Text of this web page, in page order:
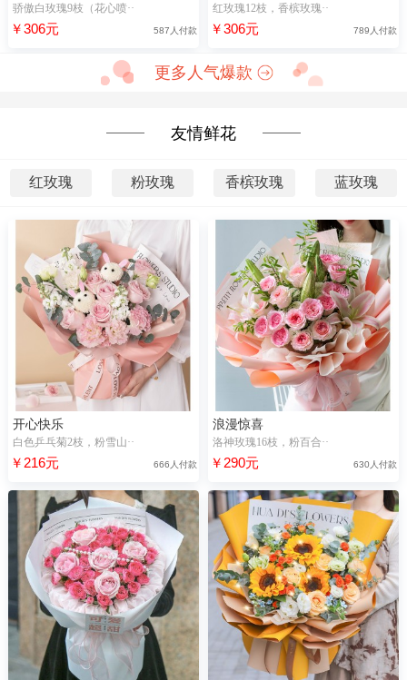
骄傲白玫瑰9枝（花心喷··
￥306元 587人付款
红玫瑰12枝，香槟玫瑰··
￥306元 789人付款
更多人气爆款
友情鲜花
红玫瑰 粉玫瑰 香槟玫瑰 蓝玫瑰
开心快乐
白色乒乓菊2枝，粉雪山··
￥216元 666人付款
浪漫惊喜
洛神玫瑰16枝，粉百合··
￥290元 630人付款